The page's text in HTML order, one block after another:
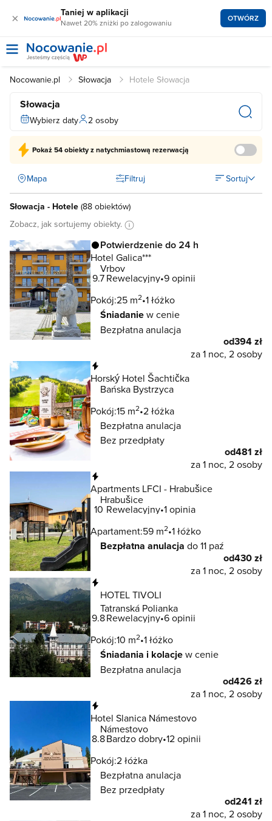
× Taniej w aplikacji
Nawet 20% zniżki po zalogowaniu OTWÓRZ
Nocowanie.pl Słowacja Hotele Słowacja
Słowacja
Wybierz daty 2 osoby
Pokaż54 obiektyz natychmiastową rezerwacją
Mapa Filtruj Sortuj
Słowacja - Hotele (88 obiektów)
Zobacz, jak sortujemy obiekty.
Potwierdzenie do 24 h
Hotel Galica***
Vrbov
9.7Rewelacyjny 9 opinii
Pokój:25 m2 1 łóżko
Śniadaniew cenie
Bezpłatna anulacja
od394 zł
za 1 noc, 2 osoby
Horský Hotel Šachtička
Bańska Bystrzyca
Pokój:15 m2 2 łóżka
Bezpłatna anulacja
Bez przedpłaty
od481 zł
za 1 noc, 2 osoby
Apartments LFCI - Hrabušice
Hrabušice
10 Rewelacyjny 1 opinia
Apartament:59 m2 1 łóżko
Bezpłatna anulacja do 11 paź
od430 zł
za 1 noc, 2 osoby
HOTEL TIVOLI
Tatranská Polianka
9.8Rewelacyjny 6 opinii
Pokój:10 m2 1 łóżko
Śniadania i kolacjew cenie
Bezpłatna anulacja
od426 zł
za 1 noc, 2 osoby
Hotel Slanica Námestovo
Námestovo
8.8Bardzo dobry 12 opinii
Pokój:2 łóżka
Bezpłatna anulacja
Bez przedpłaty
od241 zł
za 1 noc, 2 osoby